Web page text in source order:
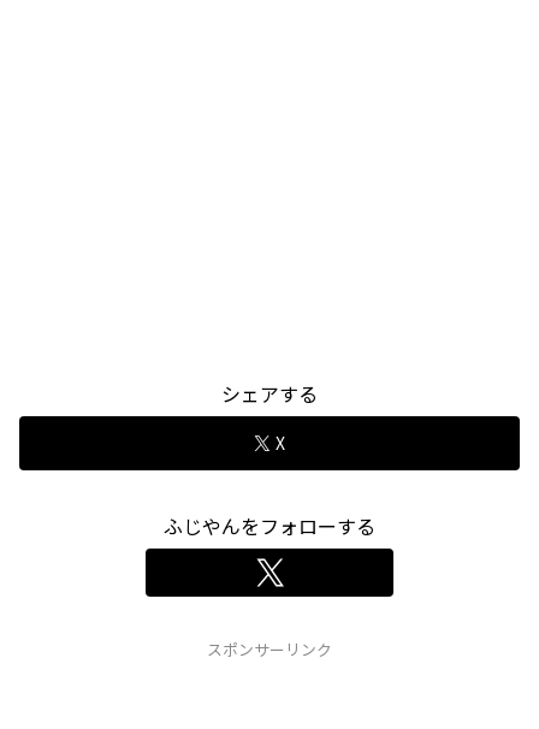
シェアする
X
ふじやんをフォローする
スポンサーリンク